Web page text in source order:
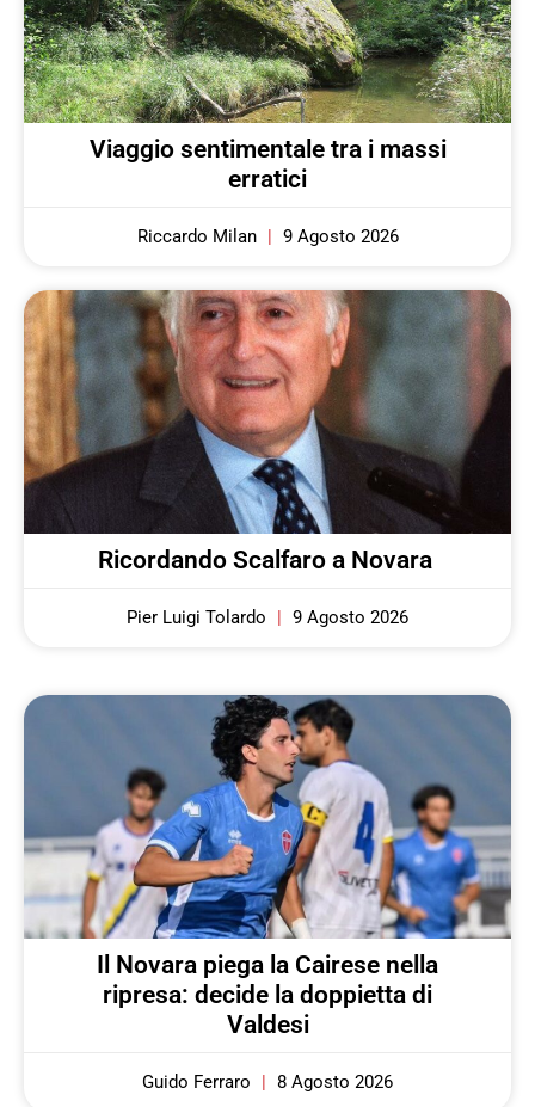
Viaggio sentimentale tra i massi
erratici
Riccardo Milan 9 Agosto 2026
Ricordando Scalfaro a Novara
Pier Luigi Tolardo 9 Agosto 2026
Il Novara piega la Cairese nella
ripresa: decide la doppietta di
Valdesi
Guido Ferraro 8 Agosto 2026